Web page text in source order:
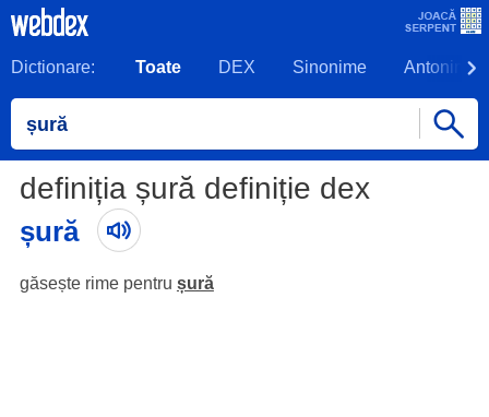
Dictionare: Toate DEX Sinonime Antonime
definiția șură definiție dex
șură
găsește rime pentru șură